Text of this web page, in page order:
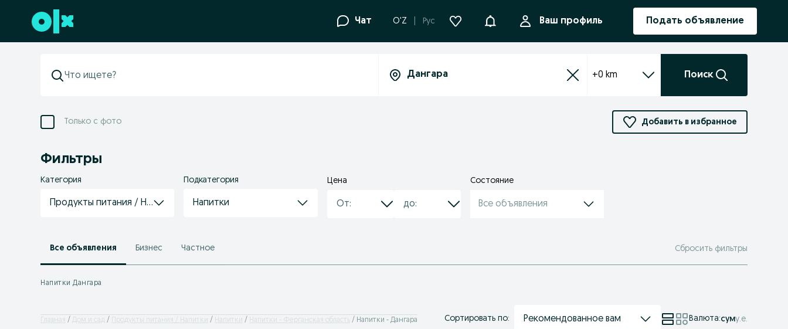
Перейти к нижнему колонтитулу Чат O'Z Рус УведомленияВаш профиль Подать объявление
+0 km Поиск
Только с фото Добавить в избранное
Фильтры
Категория
Продукты питания / Напитки
Подкатегория
Напитки
Цена Состояние
Все объявления
Все объявления Бизнес Частное Сбросить фильтры
Напитки Дангара
Главная Дом и сад Продукты питания / Напитки Напитки Напитки - Ферганская область Напитки - Дангара Сортировать по: Рекомендованное вам Валюта:суму.е.